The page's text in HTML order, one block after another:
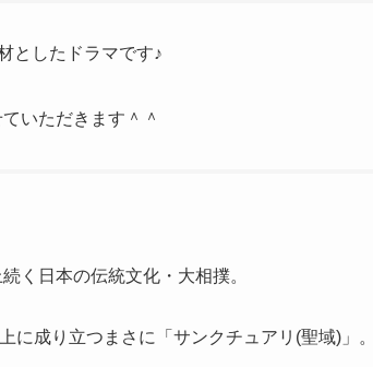
としたドラマです♪
いただきます＾＾
く日本の伝統文化・大相撲。
に成り立つまさに「サンクチュアリ(聖域)」。